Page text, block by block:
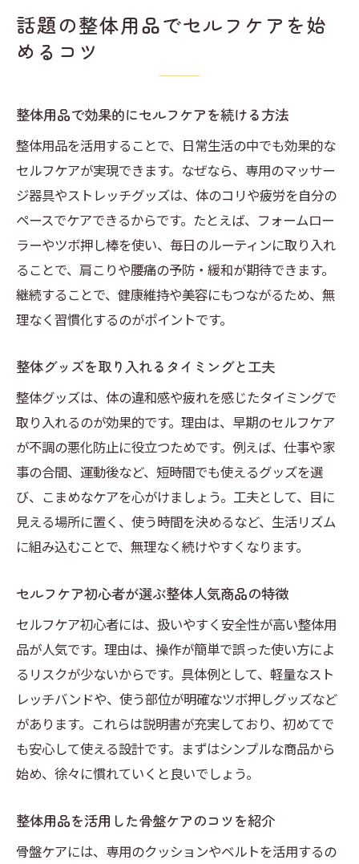
整体用品で毎日を快適に過ごすコツ
整体人気商品を活用した美と健康の習慣化
話題の整体用品でセルフケアを始
めるコツ
整体用品で効果的にセルフケアを続ける方法
整体用品を活用することで、日常生活の中でも効果的な
セルフケアが実現できます。なぜなら、専用のマッサー
ジ器具やストレッチグッズは、体のコリや疲労を自分の
ペースでケアできるからです。たとえば、フォームロー
ラーやツボ押し棒を使い、毎日のルーティンに取り入れ
ることで、肩こりや腰痛の予防・緩和が期待できます。
継続することで、健康維持や美容にもつながるため、無
理なく習慣化するのがポイントです。
整体グッズを取り入れるタイミングと工夫
整体グッズは、体の違和感や疲れを感じたタイミングで
取り入れるのが効果的です。理由は、早期のセルフケア
が不調の悪化防止に役立つためです。例えば、仕事や家
事の合間、運動後など、短時間でも使えるグッズを選
び、こまめなケアを心がけましょう。工夫として、目に
見える場所に置く、使う時間を決めるなど、生活リズム
に組み込むことで、無理なく続けやすくなります。
セルフケア初心者が選ぶ整体人気商品の特徴
セルフケア初心者には、扱いやすく安全性が高い整体用
品が人気です。理由は、操作が簡単で誤った使い方によ
るリスクが少ないからです。具体例として、軽量なスト
レッチバンドや、使う部位が明確なツボ押しグッズなど
があります。これらは説明書が充実しており、初めてで
も安心して使える設計です。まずはシンプルな商品から
始め、徐々に慣れていくと良いでしょう。
整体用品を活用した骨盤ケアのコツを紹介
骨盤ケアには、専用のクッションやベルトを活用するの